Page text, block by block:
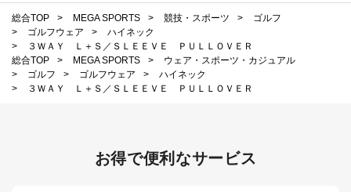
総合TOP > MEGA SPORTS > 競技・スポーツ >
ゴルフ
>
ゴルフウェア >
ハイネック
>
３ＷＡＹ Ｌ＋Ｓ／ＳＬＥＥＶＥ ＰＵＬＬＯＶＥＲ
総合TOP
> MEGA SPORTS >
ウェア・スポーツ・カジュアル
>
ゴルフ > ゴルフウェア >
ハイネック
>
３ＷＡＹ Ｌ＋Ｓ／ＳＬＥＥＶＥ ＰＵＬＬＯＶＥＲ
お得で便利なサービス